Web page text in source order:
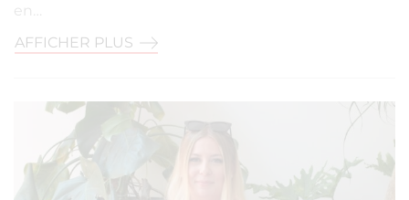
en…
AFFICHER PLUS